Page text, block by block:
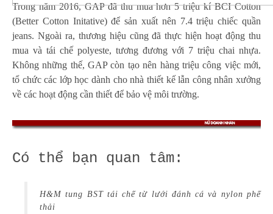
Trong năm 2016, GAP đã thu mua hơn 5 triệu kí BCI Cotton
(Better Cotton Initative) để sản xuất nên 7.4 triệu chiếc quần
jeans. Ngoài ra, thương hiệu cũng đã thực hiện hoạt động thu
mua và tái chế polyeste, tương đương với 7 triệu chai nhựa.
Không những thế, GAP còn tạo nên hàng triệu công việc mới,
tổ chức các lớp học dành cho nhà thiết kế lẫn công nhân xưởng
về các hoạt động cần thiết để bảo vệ môi trường.
Có thể bạn quan tâm:
H&M tung BST tái chế từ lưới đánh cá và nylon phế
thải